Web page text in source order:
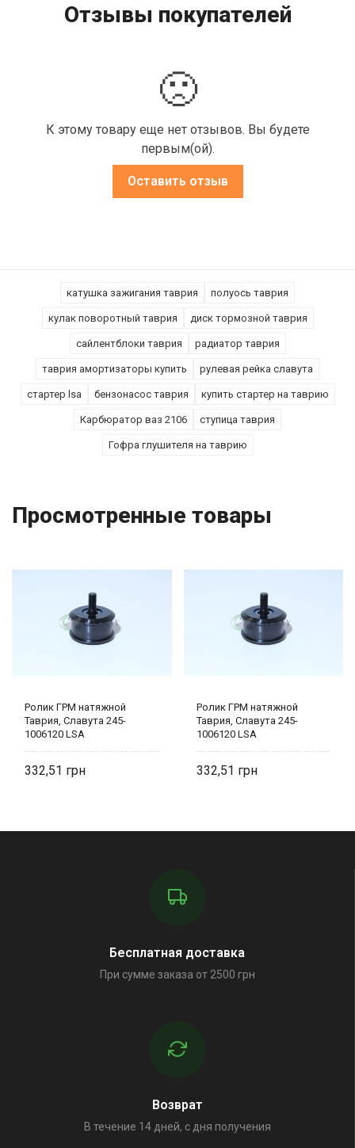
Отзывы покупателей
🙁
К этому товару еще нет отзывов. Вы будете
первым(ой).
Оставить отзыв
катушка зажигания таврия полуось таврия
кулак поворотный таврия диск тормозной таврия
сайлентблоки таврия радиатор таврия
таврия амортизаторы купить рулевая рейка славута
стартер lsa бензонасос таврия купить стартер на таврию
Карбюратор ваз 2106 ступица таврия
Гофра глушителя на таврию
Просмотренные товары
Ролик ГРМ натяжной
Таврия, Славута 245-
1006120 LSA
332,51
Ролик ГРМ натяжной
Таврия, Славута 245-
1006120 LSA
332,51
Бесплатная доставка
При сумме заказа от 2500 грн
Возврат
В течение 14 дней, с дня получения